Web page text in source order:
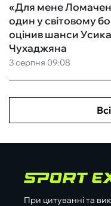
3 серпня 09:08
«Для мене
один у світовому
оцінив шанси
Чухаджяна
При цитуванні та